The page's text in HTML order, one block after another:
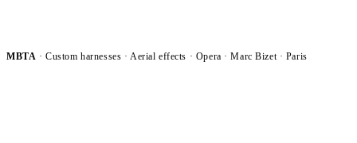
MBTA · Custom harnesses · Aerial effects · Opera · Marc Bizet · Paris